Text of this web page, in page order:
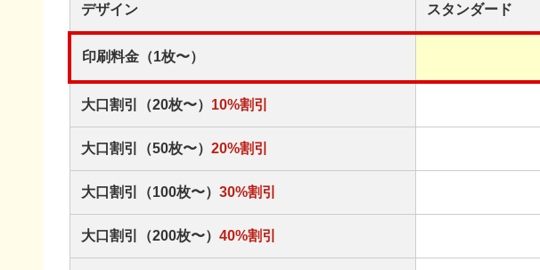
デザイン スタンダード
印刷料金（1枚〜）
大口割引（20枚〜） 10%割引
大口割引（50枚〜） 20%割引
大口割引（100枚〜） 30%割引
大口割引（200枚〜） 40%割引